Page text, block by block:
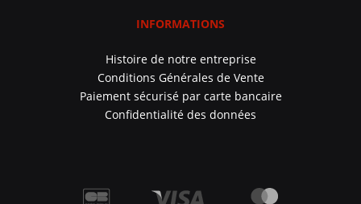
INFORMATIONS
Histoire de notre entreprise
Conditions Générales de Vente
Paiement sécurisé par carte bancaire
Confidentialité des données